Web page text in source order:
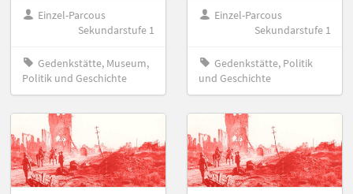
Einzel-Parcous
Sekundarstufe 1
Gedenkstätte, Museum,
Politik und Geschichte
Einzel-Parcous
Sekundarstufe 1
Gedenkstätte, Politik
und Geschichte